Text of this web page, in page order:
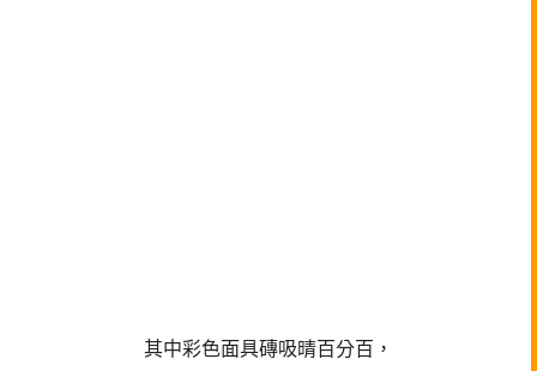
其中彩色面具磚吸晴百分百，